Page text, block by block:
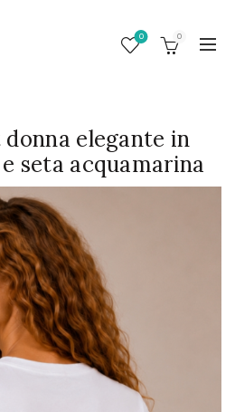
0 0
elegante in
seta acquamarina